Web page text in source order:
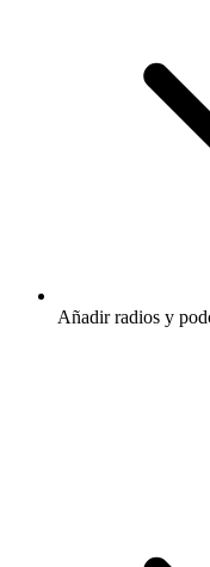
Añadir radios y